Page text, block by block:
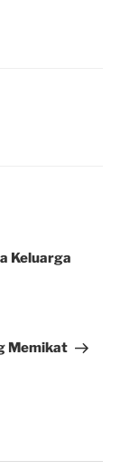
Keluarga
Memikat